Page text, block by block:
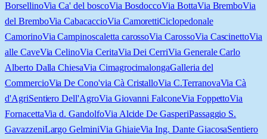
BorsellinoVia Ca' del boscoVia BosdoccoVia BottaVia BremboVia
del BremboVia CabacaccioVia CamorettiCiclopedonale
CamorinoVia Campinoscaletta carossoVia CarossoVia CascinettoVia
alle CaveVia CelinoVia CeritaVia Dei CerriVia Generale Carlo
Alberto Dalla ChiesaVia CimagrocimalongaGalleria del
CommercioVia De Cono'via Cà CristalloVia C.TerranovaVia Cà
d'AgriSentiero Dell'AgroVia Giovanni FalconeVia FoppettoVia
FornacettaVia d. GandolfoVia Alcide De GasperiPassaggio S.
GavazzeniLargo GelminiVia GhiaieVia Ing. Dante GiacosaSentiero